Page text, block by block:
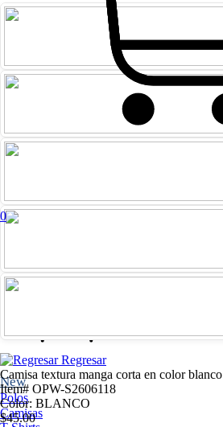
0
New
Polos
Camisas
Regresar
Camisa textura manga corta en color blanco
Item# OPW-S2606118
Color: BLANCO
$45.00